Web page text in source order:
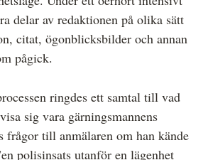
delar av redaktionen på olika sätt
citat, ögonblicksbilder och annan
pågick.
ringdes ett samtal till vad
sig vara gärningsmannens
frågor till anmälaren om han kände
polisinsats utanför en lägenhet